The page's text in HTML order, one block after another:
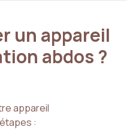
un appareil
abdos ?
appareil
: